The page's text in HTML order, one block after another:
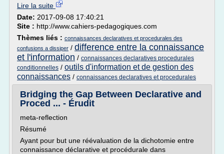
Lire la suite
Date: 2017-09-08 17:40:21
Site : http://www.cahiers-pedagogiques.com
Thèmes liés : connaissances declaratives et procedurales des
confusions a dissiper / difference entre la connaissance
et l'information / connaissances declaratives procedurales
conditionnelles / outils d'information et de gestion des
connaissances / connaissances declaratives et procedurales
Bridging the Gap Between Declarative and
Proced ... - Érudit
meta-reflection
Résumé
Ayant pour but une réévaluation de la dichotomie entre
connaissance déclarative et procédurale dans